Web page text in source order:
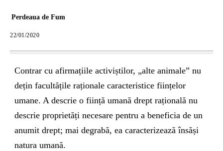
Perdeaua de Fum
22/01/2020
Contrar cu afirmațiile activiștilor, „alte animale” nu
dețin facultățile raționale caracteristice ființelor
umane. A descrie o ființă umană drept rațională nu
descrie proprietăți necesare pentru a beneficia de un
anumit drept; mai degrabă, ea caracterizează însăși
natura umană.